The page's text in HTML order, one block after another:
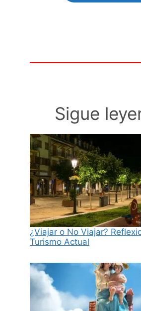
Sigue
¿Viajar o No Viajar?
Turismo Actual